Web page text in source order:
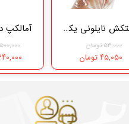
۱۴,۵۰۰,۰۰۰
دستکش نایلونی یکبار مصرف ( 100 عددی )
۵۳,۰۰۰ تومان
۴۵,۰۵۰ تومان